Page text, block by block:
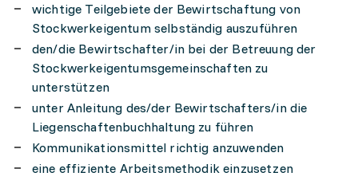
wichtige Teilgebiete der Bewirtschaftung von
Stockwerkeigentum selbständig auszuführen
den/die Bewirtschafter/in bei der Betreuung der
Stockwerkeigentumsgemeinschaften zu
unterstützen
unter Anleitung des/der Bewirtschafters/in die
Liegenschaftenbuchhaltung zu führen
Kommunikationsmittel richtig anzuwenden
eine effiziente Arbeitsmethodik einzusetzen